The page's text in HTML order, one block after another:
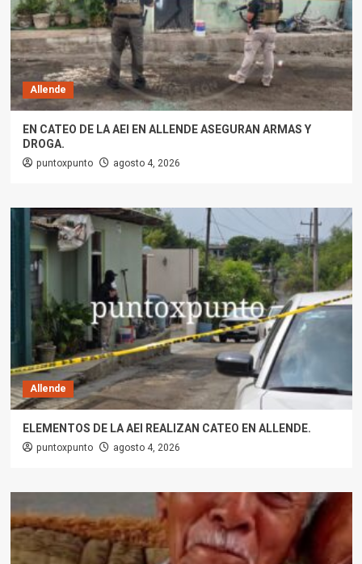
Allende
EN CATEO DE LA AEI EN ALLENDE ASEGURAN ARMAS Y
DROGA.
puntoxpunto agosto 4, 2026
Allende
ELEMENTOS DE LA AEI REALIZAN CATEO EN ALLENDE.
puntoxpunto agosto 4, 2026